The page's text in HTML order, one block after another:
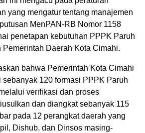
yang mengatur tentang manajemen
MenPAN-RB Nomor 1158
penetapan kebutuhan PPPK Paruh
Daerah Kota Cimahi.
bahwa Pemerintah Kota Cimahi
sebanyak 120 formasi PPPK Paruh
verifikasi dan proses
dan diangkat sebanyak 115
pada 12 perangkat daerah yang
Dishub, dan Dinsos masing-